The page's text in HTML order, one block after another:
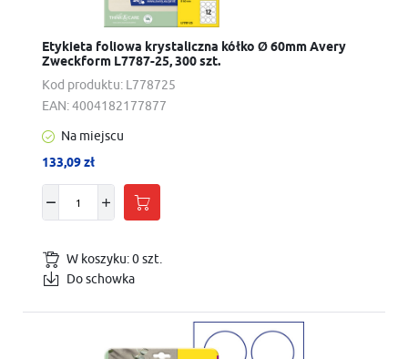
Kod produktu: L778725
Etykieta foliowa krystaliczna kółko Ø 60mm Avery
Zweckform L7787-25, 300 szt.
EAN:4004182177877
Na miejscu
133,09 zł
W koszyku:0szt.
Do schowka